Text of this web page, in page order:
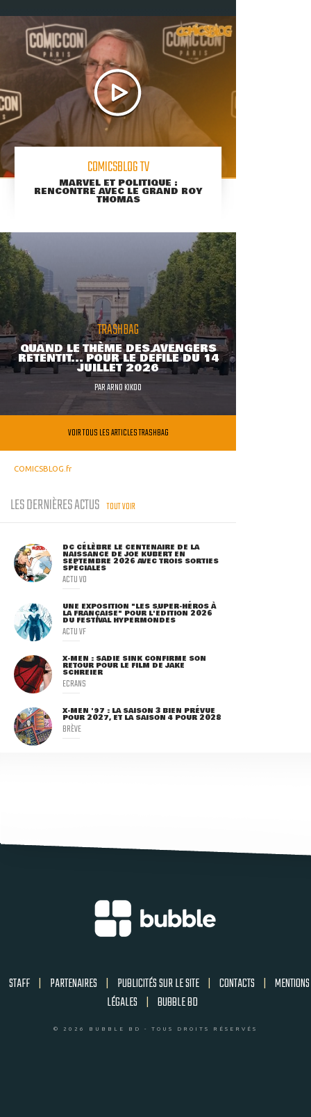
COMICSBLOG TV
MARVEL ET POLITIQUE :
RENCONTRE AVEC LE GRAND ROY
THOMAS
TRASHBAG
QUAND LE THÈME DES AVENGERS
RETENTIT... POUR LE DÉFILÉ DU 14
JUILLET 2026
PARARNO KIKOO
VOIR TOUS LES ARTICLES TRASHBAG
COMICSBLOG.fr
LES DERNIÈRES ACTUS TOUT VOIR
DC CÉLÈBRE LE CENTENAIRE DE LA
NAISSANCE DE JOE KUBERT EN
SEPTEMBRE 2026 AVEC TROIS SORTIES
SPÉCIALES
ACTU VO
UNE EXPOSITION "LES SUPER-HÉROS À
LA FRANÇAISE" POUR L'ÉDITION 2026
DU FESTIVAL HYPERMONDES
ACTU VF
X-MEN : SADIE SINK CONFIRME SON
RETOUR POUR LE FILM DE JAKE
SCHREIER
ECRANS
X-MEN '97 : LA SAISON 3 BIEN PRÉVUE
POUR 2027, ET LA SAISON 4 POUR 2028
BRÈVE
STAFF | PARTENAIRES | PUBLICITÉS SUR LE SITE | CONTACTS | MENTIONS
LÉGALES | BUBBLE BD
© 2026 BUBBLE BD - TOUS DROITS RÉSERVÉS